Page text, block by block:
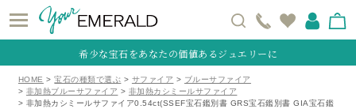
希少な宝石をあなたの価値あるジュエリーに
HOME 宝石の種類で選ぶ サファイア
ブルーサファイア
非加熱ブルーサファイア
非加熱カシミールサファイア
非加熱カシミールサファイア0.54ct(SSEF宝石鑑別書 GRS宝石鑑別書 GIA宝石鑑